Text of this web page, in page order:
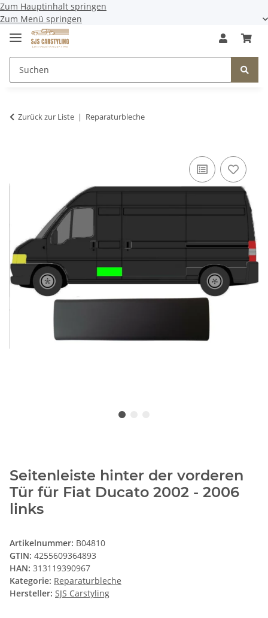
Zum Hauptinhalt springen
Zum Menü springen
Zurück zur Liste Reparaturbleche
Seitenleiste hinter der vorderen
Tür für Fiat Ducato 2002 - 2006
links
Artikelnummer: B04810
GTIN: 4255609364893
HAN: 313119390967
Kategorie: Reparaturbleche
Hersteller: SJS Carstyling